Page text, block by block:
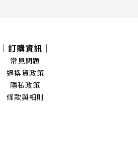
｜訂購資訊｜
常見問題
退換貨政策
隱私政策
條款與細則